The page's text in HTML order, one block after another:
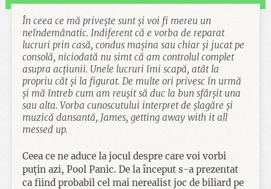
În ceea ce mă privește sunt și voi fi mereu un
neîndemânatic. Indiferent că e vorba de reparat
lucruri prin casă, condus mașina sau chiar și jucat pe
consolă, niciodată nu simt că am controlul complet
asupra acțiunii. Unele lucruri îmi scapă, atât la
propriu cât și la figurat. De multe ori privesc în urmă
și mă întreb cum am reușit să duc la bun sfârșit una
sau alta. Vorba cunoscutului interpret de șlagăre și
muzică dansantă, James, getting away with it all
messed up.
Ceea ce ne aduce la jocul despre care voi vorbi
puțin azi, Pool Panic. De la început s-a prezentat
ca fiind probabil cel mai nerealist joc de biliard pe